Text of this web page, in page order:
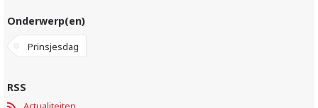
Onderwerp(en)
Prinsjesdag
RSS